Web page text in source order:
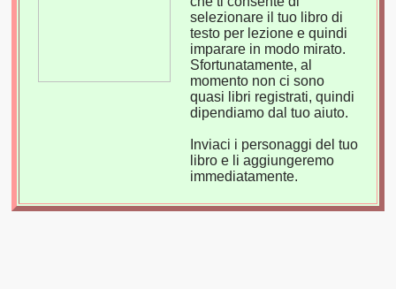
selezionare il tuo libro di
testo per lezione e quindi
imparare in modo mirato.
Sfortunatamente, al
momento non ci sono
quasi libri registrati, quindi
dipendiamo dal tuo aiuto.
Inviaci i personaggi del tuo
libro e li aggiungeremo
immediatamente.